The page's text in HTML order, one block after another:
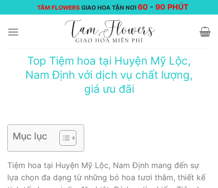
đến
nội
TÂM FLOWERS GIAO HOA TẬN NƠI 60 -90 PHÚT
Top Tiệm hoa tại Huyện Mỹ Lộc,
Nam Định với dịch vụ chất lượng,
giá ưu đãi
Mục lục
Tiệm hoa tại Huyện Mỹ Lộc, Nam Định mang đến sự
lựa chọn đa dạng từ những bó hoa tươi thắm, thiết kế